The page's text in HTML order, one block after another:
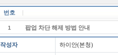
번호
1 팝업 차단 해제 방법 안내
작성자 하이안(본청)